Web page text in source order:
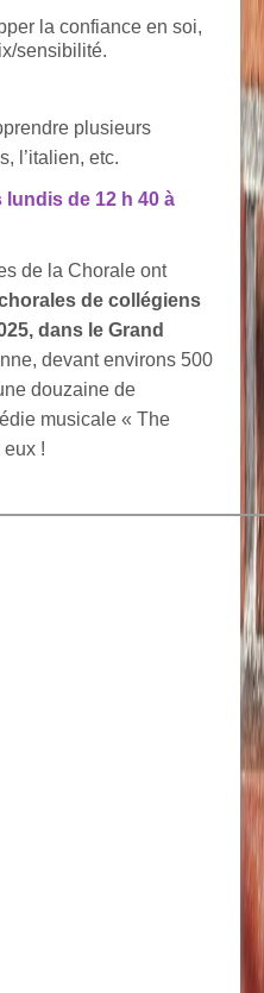
la confiance en soi,
sensibilité.
plusieurs
l’italien, etc.
lundis de 12 h 40 à
de la Chorale ont
de collégiens
dans le Grand
devant environs 500
douzaine de
musicale « The
!